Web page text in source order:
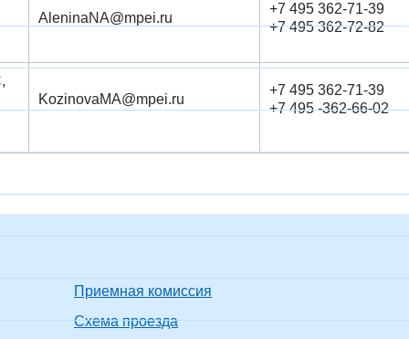
AleninaNA@mpei.ru
+7 495 362-71-39
+7 495 362-72-82
KozinovaMA@mpei.ru
+7 495 362-71-39
+7 495 -362-66-02
Приемная комиссия
Схема проезда